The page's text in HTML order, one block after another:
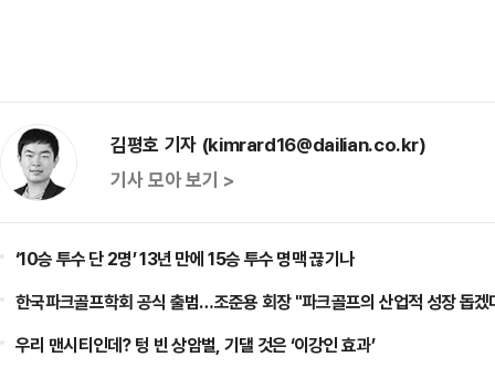
김평호 기자 (kimrard16@dailian.co.kr)
기사 모아 보기 >
‘10승 투수 단 2명’ 13년 만에 15승 투수 명맥 끊기나
한국파크골프학회 공식 출범…조준용 회장 "파크골프의 산업적 성장 돕겠
우리 맨시티인데? 텅 빈 상암벌, 기댈 것은 ‘이강인 효과’